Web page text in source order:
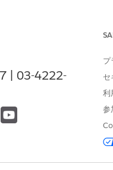
インテリジェントなル
シームレスなサービス
クセスとサポートを提
Customer Community
Agentforce IT Service
します。[設定] から
| 03-4222-
プ
セ
利
参